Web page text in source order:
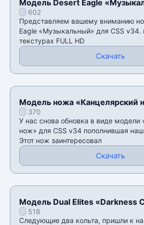
Модель Desert Eagle
CSS v34
602
Представляем вашему вниманию
Eagle «Музыкальный» для CSS v34.
текстурах FULL HD
Скачать
Модель ножа «Канцелярский
v34370
У нас снова обновка в виде модели
нож» для CSS v34 пополнившая наш
Этот нож заинтересовал
Скачать
Модель Dual Elites «Darkness
CSS v34
518
Следующие два кольта, пришли к